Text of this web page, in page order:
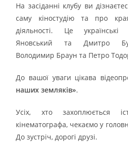
На засіданні клубу ви
саму кіностудію та про
діяльності. Це
Яновський та Дмитро
Володимир Браун та Петро
До вашої уваги цікава
наших земляків».
Усіх, хто захоплюється
кінематографа, чекаємо у
До зустріч, дорогі друзі.